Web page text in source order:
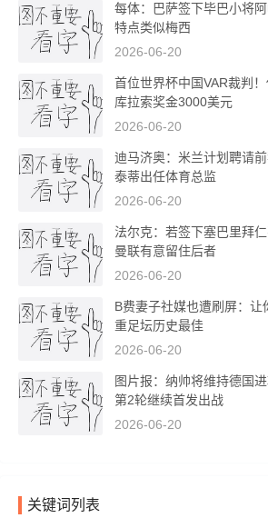
每体：巴萨签下毕巴小将
特点类似梅西
2026-06-20
首位世界杯中国VAR裁判
库拉索奖金3000美元
2026-06-20
迪马济奥：米兰计划聘请
泰蒂出任体育总监
2026-06-20
法尔克：若签下塞巴里拜
曼联有意留住后者
2026-06-20
B费妻子社媒也遭刷屏：
重足坛历史最佳
2026-06-20
图片报：纳帅将维持德国
第2轮继续首发出战
2026-06-20
关键词列表